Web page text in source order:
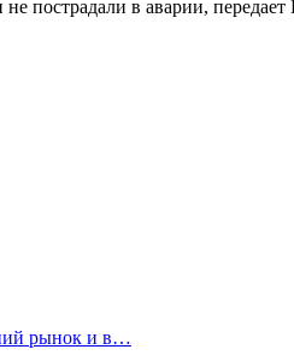
пострадали в аварии,
рынок и в…